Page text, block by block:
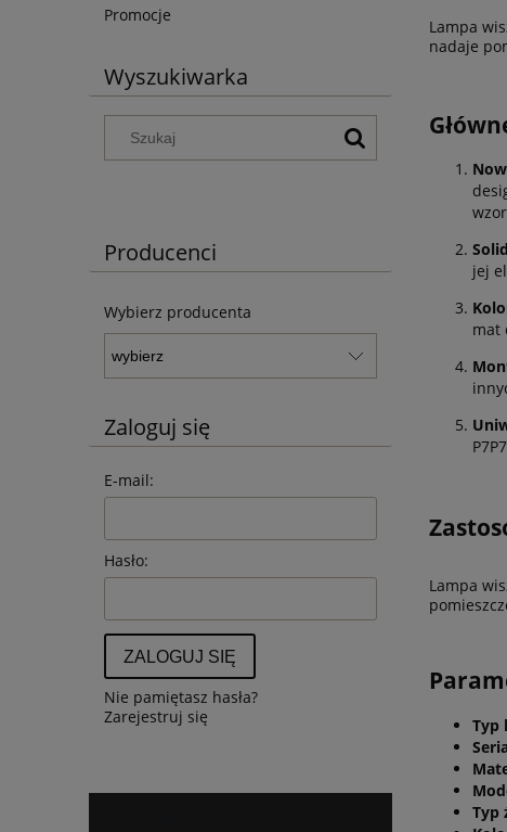
Promocje
Wyszukiwarka
Producenci
Wybierz producenta
Zaloguj się
E-mail:
Hasło:
ZALOGUJ SIĘ
Nie pamiętasz hasła?
Zarejestruj się
Lampa
nadaje
jej
mat
Lampa
Typ
Typ